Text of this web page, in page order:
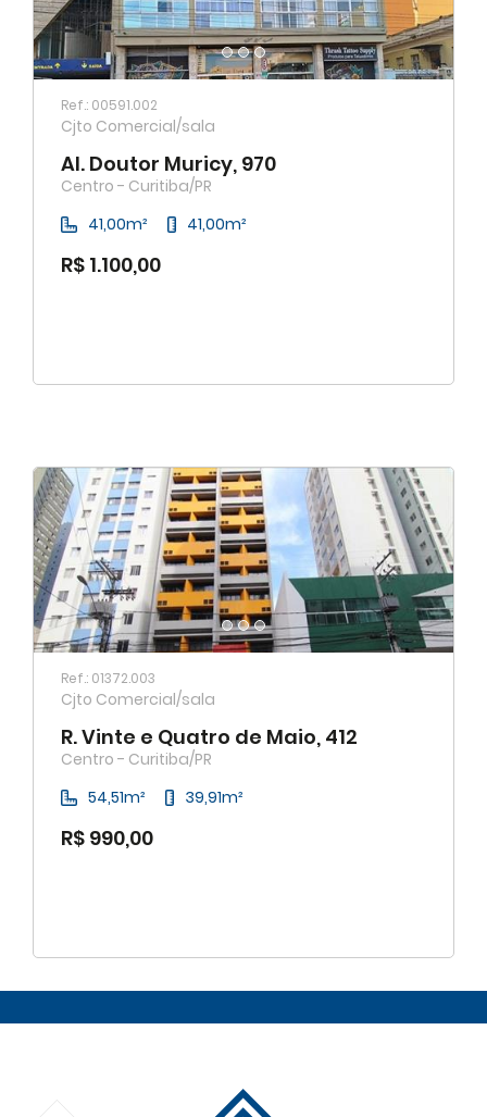
Ref.: 00591.002
Cjto Comercial/sala
Al. Doutor Muricy, 970
Centro - Curitiba/PR
41,00m²
41,00m²
R$ 1.100,00
Ref.: 01372.003
Cjto Comercial/sala
R. Vinte e Quatro de Maio, 412
Centro - Curitiba/PR
54,51m²
39,91m²
R$ 990,00